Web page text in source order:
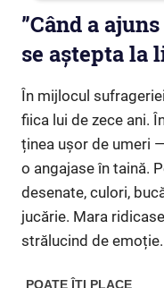
”Când a
se aștepta la
În mijlocul
fiica lui de zece ani.
ținea ușor de umeri
o angajase în taină.
desenate, culori,
jucărie. Mara
strălucind de emoție.